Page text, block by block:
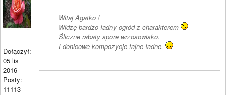
Dołączył:
05 lis
2016
Posty:
11113
Witaj Agatko !
Widzę bardzo ładny ogród z charakterem
Śliczne rabaty spore wrzosowisko.
I donicowe kompozycje fajne ładne.